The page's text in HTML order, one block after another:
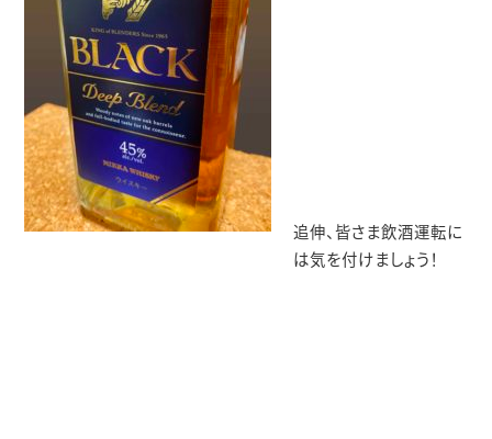
追伸、皆さま飲酒運転に
は気を付けましょう！